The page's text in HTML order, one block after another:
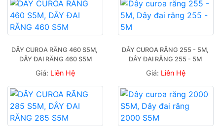
DÂY CUROA RĂNG 460 S5M,
DÂY ĐAI RĂNG 460 S5M
Giá: Liên Hệ
DÂY CUROA RĂNG 255 - 5M,
DÂY ĐAI RĂNG 255 - 5M
Giá: Liên Hệ